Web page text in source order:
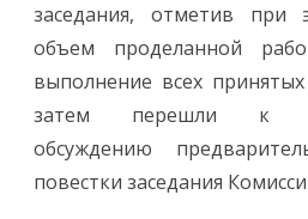
заседания, отметив при
объем проделанной
выполнение всех
затем перешли к
обсуждению
повестки заседания